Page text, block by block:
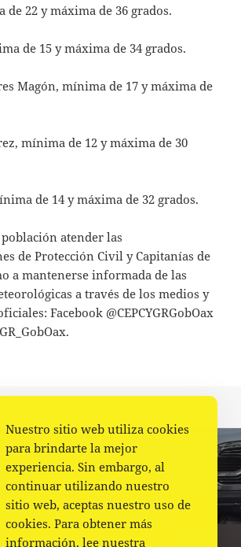
de 22 y máxima de 36 grados.
de 15 y máxima de 34 grados.
Magón, mínima de 17 y máxima de
mínima de 12 y máxima de 30
de 14 y máxima de 32 grados.
atender las
de Protección Civil y Capitanías de
a mantenerse informada de las
a través de los medios y
Facebook @CEPCYGRGobOax
en calzada de Tlalpan:
Particular y Asesor
Gobierno
Nuestro sitio web utiliza cookies
para brindarte la mejor
experiencia. Sin embargo, al
continuar utilizando nuestro
sitio web, aceptas nuestro uso de
cookies. Para obtener más
información, lee nuestra